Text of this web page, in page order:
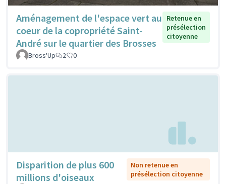
Aménagement de l'espace vert au
coeur de la copropriété Saint-
André sur le quartier des Brosses
Retenue en
présélection
citoyenne
Bross'Up 2 0
Disparition de plus 600
millions d'oiseaux
Non retenue en
présélection citoyenne